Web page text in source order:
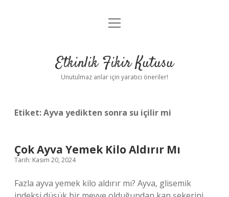
Anasayfa
Yasal Uyarı
menüyü
Etkinlik Fikir Kutusu
Unutulmaz anlar için yaratıcı öneriler!
Etiket:Ayva yedikten sonra su içilir mi
Çok Ayva Yemek Kilo Aldırır Mı
Tarih: Kasım 20, 2024
Fazla ayva yemek kilo aldırır mı? Ayva, glisemik